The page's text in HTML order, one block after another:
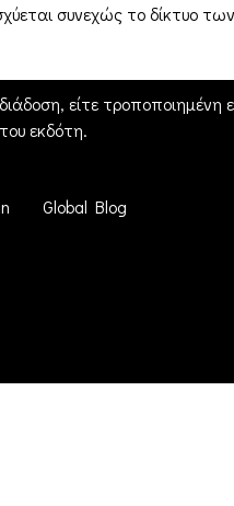
συνεχώς το δίκτυο
είτε τροποποιημένη
εκδότη.
Global Blog